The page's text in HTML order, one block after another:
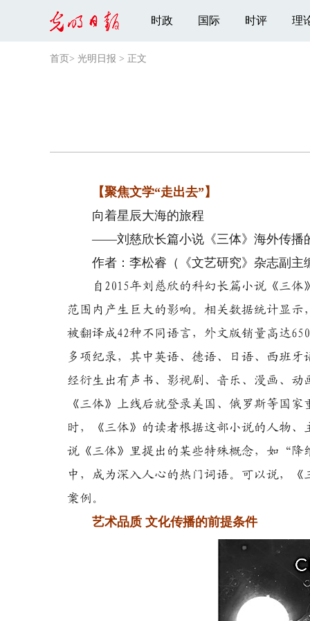
时政 国际 时评 理
首页 > 光明日报 > 正文
【聚焦文学“走出去”】
向着星辰大海的旅程
——刘慈欣长篇小说《三体》海外传播
作者：李松睿（《文艺研究》杂志副主
自2015年刘慈欣的科幻长篇小说《三体
范围内产生巨大的影响。相关数据统计显
被翻译成42种不同语言，外文版销量高达
多项纪录，其中英语、德语、日语、西班
经衍生出有声书、影视剧、音乐、漫画、
《三体》上线后就登录美国、俄罗斯等国
时，《三体》的读者根据这部小说的人物
说《三体》里提出的某些特殊概念，如“
中，成为深入人心的热门词语。可以说，
案例。
艺术品质 文化传播的前提条件